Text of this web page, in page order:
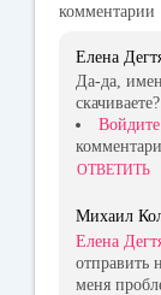
комментарии
Елена
Да-да,
скачиваете?
Войдите
ОТВЕТИТЬ
Михаил
Елена
отправить
меня